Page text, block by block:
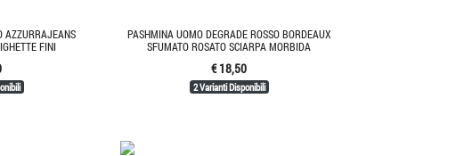
AZZURRAJEANS
FINI
PASHMINA UOMO DEGRADE ROSSO BORDEAUX
SFUMATO ROSATO SCIARPA MORBIDA
€ 18,50
2 Varianti Disponibili